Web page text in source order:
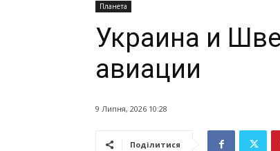
Планета
Украина и
авиации
9 Липня, 2026 10:28
Поділитися